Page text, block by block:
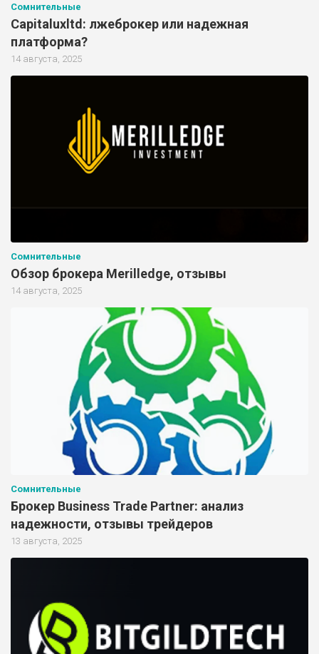
Сомнительные
Capitaluxltd: лжеброкер или надежная
платформа?
14 августа, 2025
Сомнительные
Обзор брокера Merilledge, отзывы
14 августа, 2025
Сомнительные
Брокер Business Trade Partner: анализ
надежности, отзывы трейдеров
13 августа, 2025